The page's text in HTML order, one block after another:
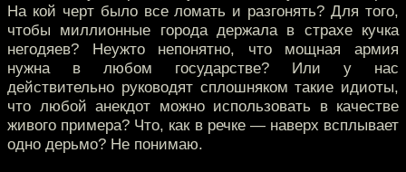
На кой черт было все ломать и разгонять? Для того,
чтобы миллионные города держала в страхе кучка
негодяев? Неужто непонятно, что мощная армия
нужна в любом государстве? Или у нас
действительно руководят сплошняком такие идиоты,
что любой анекдот можно использовать в качестве
живого примера? Что, как в речке — наверх всплывает
одно дерьмо? Не понимаю.